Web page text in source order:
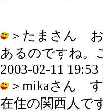
＞たまさん お
あるのですね。
2003-02-11 19:53
＞mikaさん す
在住の関西人で